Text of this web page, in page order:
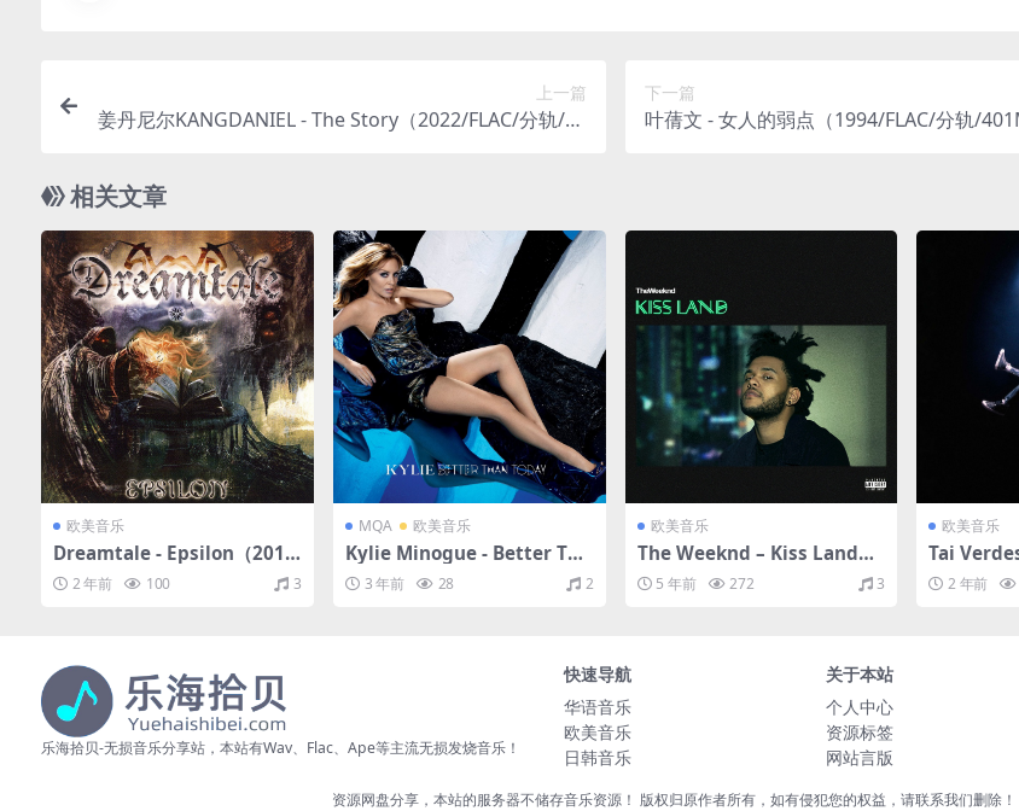
上一篇
姜丹尼尔KANGDANIEL - The Story（2022/FLAC/分轨/21
下一篇
叶蒨文 - 女人的弱点（1994/FLAC/分轨/
相关文章
欧美音乐
Dreamtale - Epsilon（201
1/FLAC/分轨/371M）
2 年前 100 3
MQA 欧美音乐
Kylie Minogue - Better Tha
n Today (Remixes)（2011/F
LAC/EP分轨/142M）(MQA/1
3 年前 28 2
欧美音乐
The Weeknd – Kiss Land
（2013/FLAC/分轨/407M）
5 年前 272 3
欧美音乐
Tai
LAC/分轨/
2 年前
乐海拾贝-无损音乐分享站，本站有Wav、Flac、Ape等主流无损发烧音乐！
快速导航
华语音乐
欧美音乐
日韩音乐
关于本站
个人中心
资源标签
网站言版
资源网盘分享，本站的服务器不储存音乐资源！ 版权归原作者所有，如有侵犯您的权益，请联系我们删除